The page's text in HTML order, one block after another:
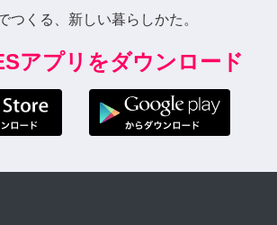
つくる、新しい暮らしかた。
アプリをダウンロード